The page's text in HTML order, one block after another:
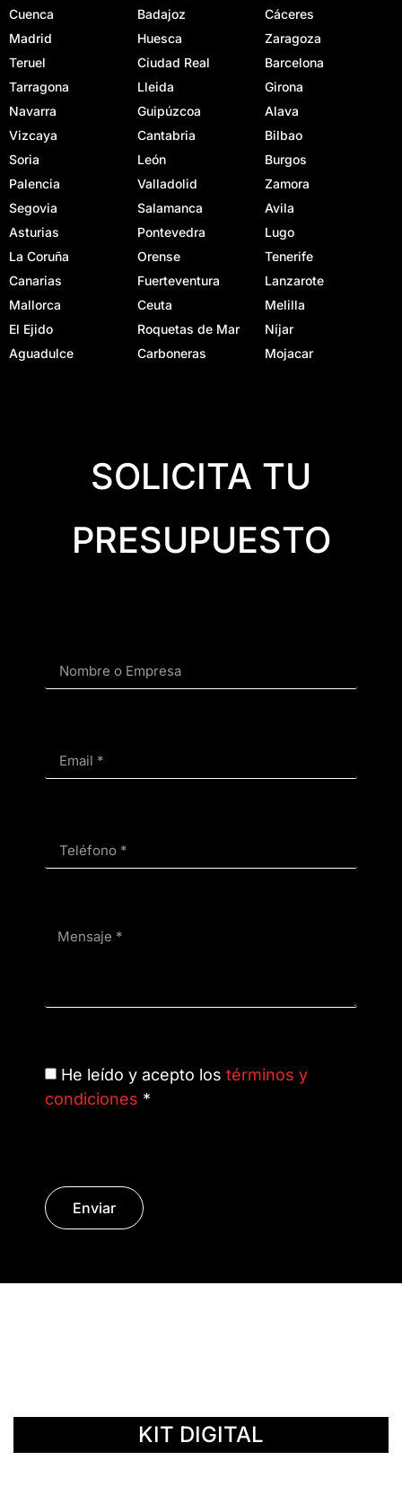
Cuenca
Badajoz
Cáceres
Madrid
Huesca
Zaragoza
Teruel
Ciudad Real
Barcelona
Tarragona
Lleida
Girona
Navarra
Guipúzcoa
Alava
Vizcaya
Cantabria
Bilbao
Soria
León
Burgos
Palencia
Valladolid
Zamora
Segovia
Salamanca
Avila
Asturias
Pontevedra
Lugo
La Coruña
Orense
Tenerife
Canarias
Fuerteventura
Lanzarote
Mallorca
Ceuta
Melilla
El Ejido
Roquetas de Mar
Níjar
Aguadulce
Carboneras Mojacar
SOLICITA TU
PRESUPUESTO
He leído y acepto los términos y
condiciones *
Enviar
KIT DIGITAL